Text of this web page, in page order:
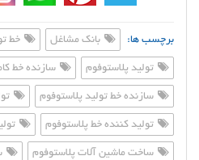
برچسب ها: بانک مشاغل خط
تولید پلاستوفوم سازنده خط
سازنده خط تولید پلاستوفوم
تولید کننده خط پلاستوفوم
ساخت ماشین آلات پلاستوفوم